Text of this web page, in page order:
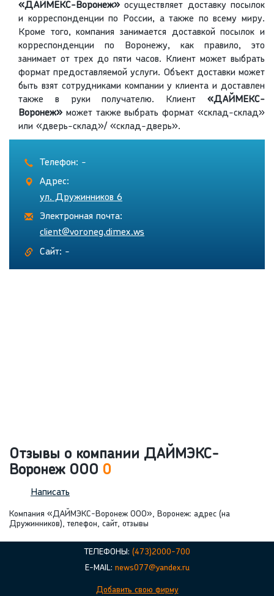
«ДАЙМЕКС-Воронеж» осуществляет доставку посылок
и корреспонденции по России, а также по всему миру.
Кроме того, компания занимается доставкой посылок и
корреспонденции по Воронежу, как правило, это
занимает от трех до пяти часов. Клиент может выбрать
формат предоставляемой услуги. Объект доставки может
быть взят сотрудниками компании у клиента и доставлен
также в руки получателю. Клиент «ДАЙМЕКС-
Воронеж» может также выбрать формат «склад-склад»
или «дверь-склад»/ «склад-дверь».
Телефон: -
Адрес:
ул. Дружинников 6
Электронная почта:
client@voroneg.dimex.ws
Сайт: -
Отзывы о компании ДАЙМЭКС-
Воронеж ООО 0
Написать
Компания «ДАЙМЭКС-Воронеж ООО», Воронеж: адрес (на
Дружинников), телефон, сайт, отзывы
ТЕЛЕФОНЫ: (473)2000-700
E-MAIL: news077@yandex.ru
Добавить свою фирму